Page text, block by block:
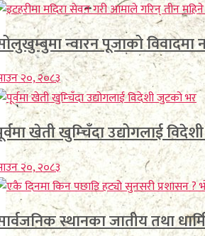
न्वारन पूजाको विवादमा
२०, २०८३
खेती खुम्चिँदा उद्योगलाई
२०, २०८३
स्थानका जातीय तथा